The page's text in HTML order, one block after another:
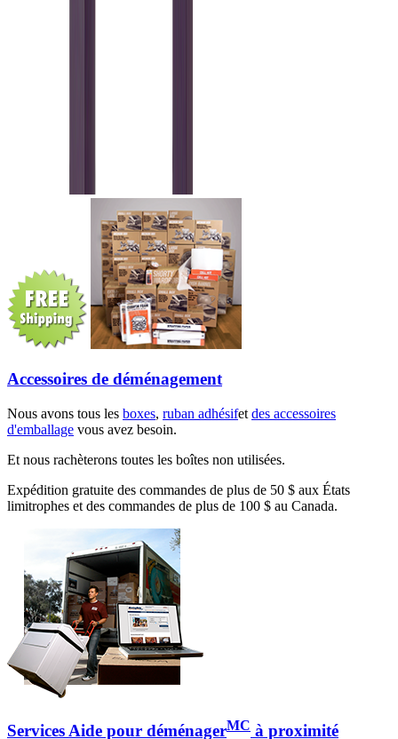
Accessoires de déménagement
Nous avons tous les boxes, ruban adhésifet des accessoires
d'emballage vous avez besoin.
Et nous rachèterons toutes les boîtes non utilisées.
Expédition gratuite des commandes de plus de 50 $ aux États
limitrophes et des commandes de plus de 100 $ au Canada.
Services Aide pour déménagerMC à proximité